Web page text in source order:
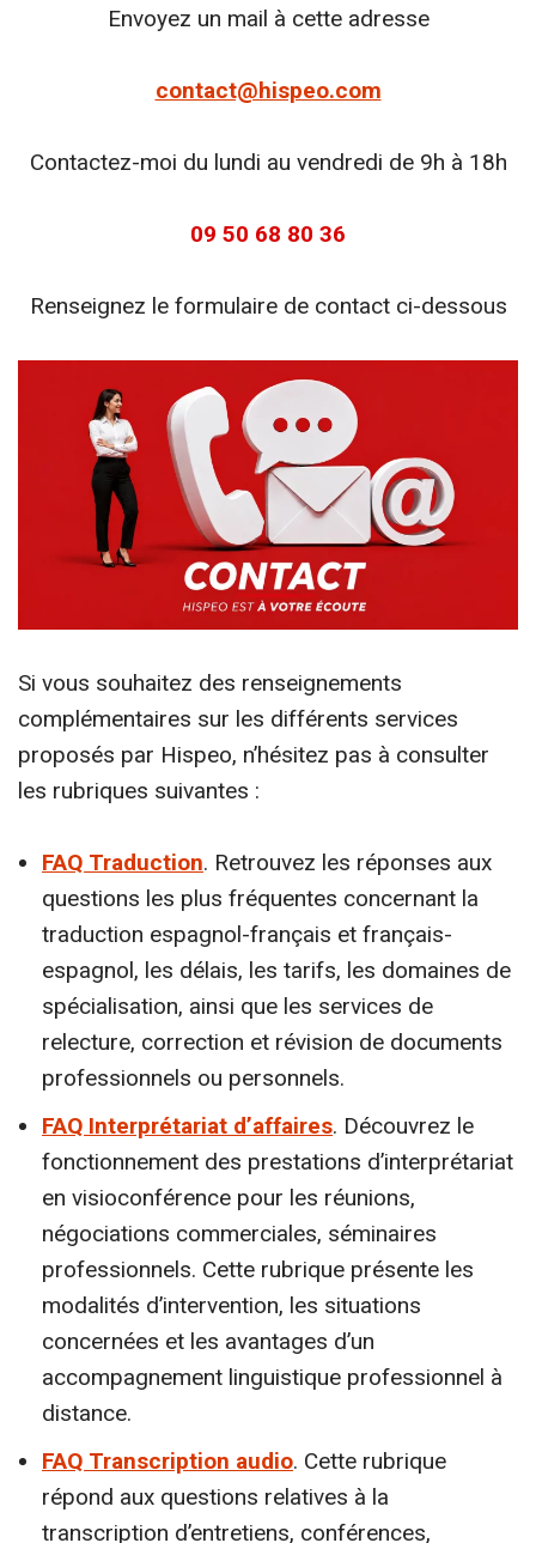
Envoyez un mail à cette adresse
contact@hispeo.com
Contactez-moi du lundi au vendredi de 9h à 18h
09 50 68 80 36
Renseignez le formulaire de contact ci-dessous
Si vous souhaitez des renseignements
complémentaires sur les différents services
proposés par Hispeo, n’hésitez pas à consulter
les rubriques suivantes :
FAQ Traduction. Retrouvez les réponses aux
questions les plus fréquentes concernant la
traduction espagnol-français et français-
espagnol, les délais, les tarifs, les domaines de
spécialisation, ainsi que les services de
relecture, correction et révision de documents
professionnels ou personnels.
FAQ Interprétariat d’affaires. Découvrez le
fonctionnement des prestations d’interprétariat
en visioconférence pour les réunions,
négociations commerciales, séminaires
professionnels. Cette rubrique présente les
modalités d’intervention, les situations
concernées et les avantages d’un
accompagnement linguistique professionnel à
distance.
FAQ Transcription audio. Cette rubrique
répond aux questions relatives à la
transcription d’entretiens, conférences,